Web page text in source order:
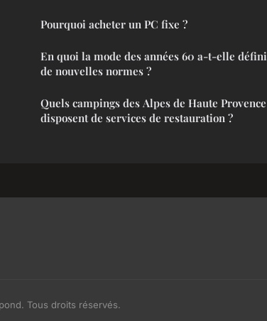
Pourquoi acheter un PC fixe ?
En quoi la mode des années 60 a-t-elle défini
de nouvelles normes ?
Quels campings des Alpes de Haute Provence
disposent de services de restauration ?
Tous droits réservés.